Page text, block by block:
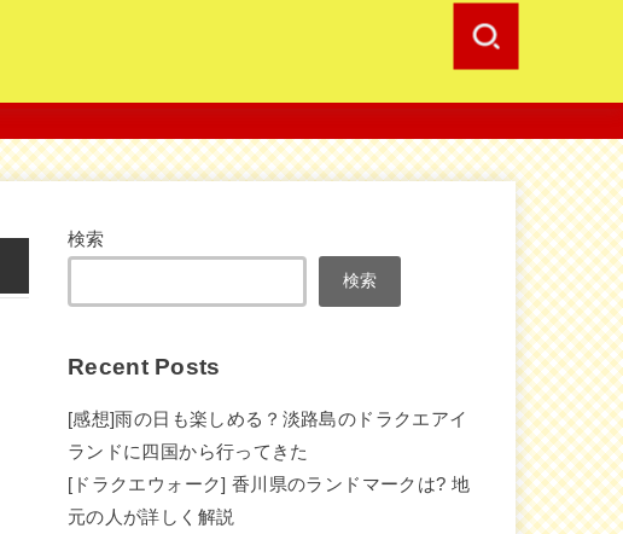
検索
検索
Recent Posts
[感想]雨の日も楽しめる？淡路島のドラクエアイ
ランドに四国から行ってきた
[ドラクエウォーク] 香川県のランドマークは? 地
元の人が詳しく解説